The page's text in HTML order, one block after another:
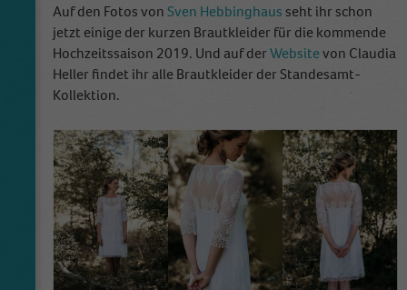
Auf den Fotos vonSven Hebbinghausseht ihr schon
jetzt einige der kurzen Brautkleider für die kommende
Hochzeitssaison 2019. Und auf derWebsitevon Claudia
Heller findet ihr alle Brautkleider der Standesamt-
Kollektion.